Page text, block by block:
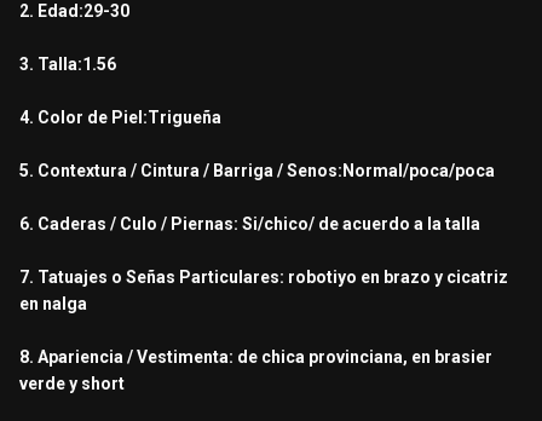
2. Edad:29-30
3. Talla:1.56
4. Color de Piel:Trigueña
5. Contextura / Cintura / Barriga / Senos:Normal/poca/poca
6. Caderas / Culo / Piernas: Si/chico/ de acuerdo a la talla
7. Tatuajes o Señas Particulares: robotiyo en brazo y cicatriz
en nalga
8. Apariencia / Vestimenta: de chica provinciana, en brasier
verde y short